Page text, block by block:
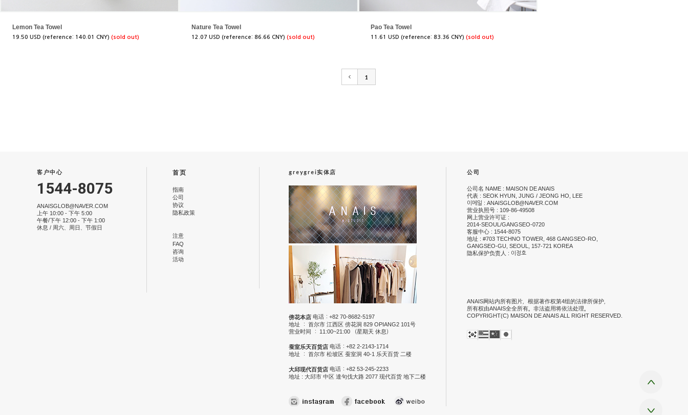
Lemon Tea Towel
19.50 USD (reference: 140.01 CNY) (sold out)
Nature Tea Towel
12.07 USD (reference: 86.66 CNY) (sold out)
Pao Tea Towel
11.61 USD (reference: 83.36 CNY) (sold out)
1
客户中心
1544-8075
ANAISGLOB@NAVER.COM
上午 10:00 - 下午 5:00
午餐/下午 12:00 - 下午 1:00
休息 / 周六、周日、节假日
首页
指南
公司
协议
隐私政策
注意
FAQ
咨询
活动
greygrei实体店
傍花本店 电话：+82 70-8682-5197
地址 ： 首尔市 江西区 傍花洞 829 OPIANG2 101号
营业时间 ： 11:00~21:00 （星期天 休息）
蚕室乐天百货店 电话：+82 2-2143-1714
地址 ： 首尔市 松坡区 蚕室洞 40-1 乐天百货 二楼
大邱现代百货店 电话：+82 53-245-2233
地址 : 大邱市 中区 達句伐大路 2077 现代百货 地下二楼
公司
公司名 NAME : MAISON DE ANAIS
代表 : SEOK HYUN, JUNG / JEONG HO, LEE
이메일 : ANAISGLOB@NAVER.COM
营业执照号 : 109-86-49508
网上营业许可证 :
2014-SEOUL/GANGSEO-0720
客服中心 : 1544-8075
地址 : #703 TECHNO TOWER, 468 GANGSEO-RO,
GANGSEO-GU, SEOUL, 157-721 KOREA
隐私保护负责人 : 이정호
ANAIS网站内所有图片，根据著作权第4组的法律所保护，
所有权由ANAIS全全所有。非法盗用将依法处理。
COPYRIGHT(C) MAISON DE ANAIS ALL RIGHT RESERVED.